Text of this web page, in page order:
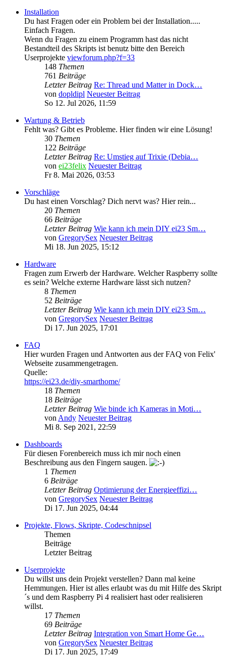
Installation
Du hast Fragen oder ein Problem bei der Installation.....
Einfach Fragen.
Wenn du Fragen zu einem Programm hast das nicht
Bestandteil des Skripts ist benutz bitte den Bereich
Userprojekte viewforum.php?f=33
148 Themen
761 Beiträge
Letzter Beitrag Re: Thread und Matter in Dock…
von dopldipl Neuester Beitrag
So 12. Jul 2026, 11:59
Wartung & Betrieb
Fehlt was? Gibt es Probleme. Hier finden wir eine Lösung!
30 Themen
122 Beiträge
Letzter Beitrag Re: Umstieg auf Trixie (Debia…
von ei23felix Neuester Beitrag
Fr 8. Mai 2026, 03:53
Vorschläge
Du hast einen Vorschlag? Dich nervt was? Hier rein...
20 Themen
66 Beiträge
Letzter Beitrag Wie kann ich mein DIY ei23 Sm…
von GregorySex Neuester Beitrag
Mi 18. Jun 2025, 15:12
Hardware
Fragen zum Erwerb der Hardware. Welcher Raspberry sollte
es sein? Welche externe Hardware lässt sich nutzen?
8 Themen
52 Beiträge
Letzter Beitrag Wie kann ich mein DIY ei23 Sm…
von GregorySex Neuester Beitrag
Di 17. Jun 2025, 17:01
FAQ
Hier wurden Fragen und Antworten aus der FAQ von Felix'
Webseite zusammengetragen.
Quelle:
https://ei23.de/diy-smarthome/
18 Themen
18 Beiträge
Letzter Beitrag Wie binde ich Kameras in Moti…
vonAndy Neuester Beitrag
Mi 8. Sep 2021, 22:59
Dashboards
Für diesen Forenbereich muss ich mir noch einen
Beschreibung aus den Fingern saugen.
1 Themen
6 Beiträge
Letzter Beitrag Optimierung der Energieeffizi…
von GregorySex Neuester Beitrag
Di 17. Jun 2025, 04:44
Projekte, Flows, Skripte, Codeschnipsel
Themen
Beiträge
Letzter Beitrag
Userprojekte
Du willst uns dein Projekt verstellen? Dann mal keine
Hemmungen. Hier ist alles erlaubt was du mit Hilfe des Skript
´s und dem Raspberry Pi 4 realisiert hast oder realisieren
willst.
17 Themen
69 Beiträge
Letzter Beitrag Integration von Smart Home Ge…
von GregorySex Neuester Beitrag
Di 17. Jun 2025, 17:49